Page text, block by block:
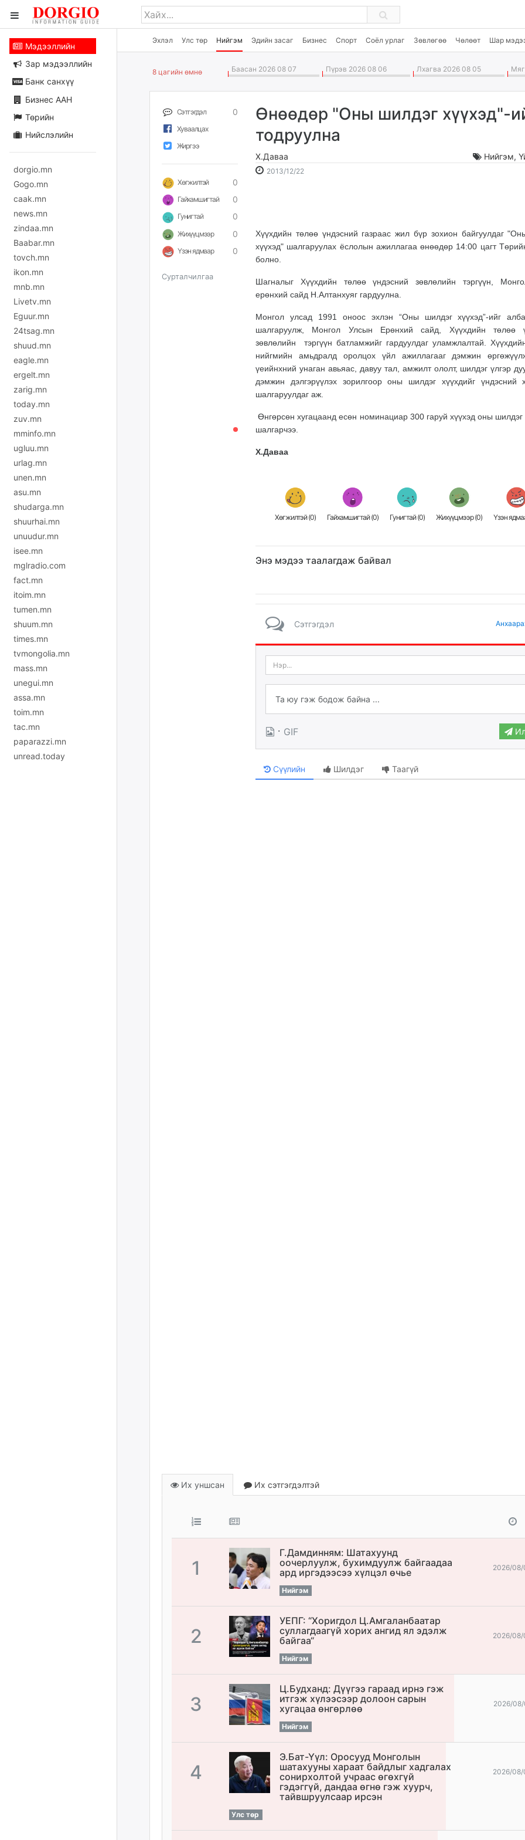
Эхлэл Улс төр Нийгэм Эдийн засаг Бизнес Спорт Соёл урлаг Зөвлөгөө Чөлөөт Шар
Мэдээллийн
Зар мэдээллийн
Банк санхүү
Бизнес ААН
Төрийн
Нийслэлийн
dorgio.mn
Gogo.mn
caak.mn
news.mn
zindaa.mn
Baabar.mn
tovch.mn
ikon.mn
mnb.mn
Livetv.mn
Eguur.mn
24tsag.mn
shuud.mn
eagle.mn
ergelt.mn
zarig.mn
today.mn
zuv.mn
mminfo.mn
ugluu.mn
urlag.mn
unen.mn
asu.mn
shudarga.mn
shuurhai.mn
unuudur.mn
isee.mn
mglradio.com
fact.mn
itoim.mn
tumen.mn
shuum.mn
times.mn
tvmongolia.mn
mass.mn
unegui.mn
assa.mn
toim.mn
tac.mn
paparazzi.mn
unread.today
8 цагийн өмнө Баасан 2026 08 07 Пүрэв 2026 08 06 Лхагва 2026 08 05
Сэтгэгдэл 0
Хуваалцах
Жиргээ
Хөгжилтэй 0
Гайхамшигтай 0
Гунигтай 0
Жихүүцмээр 0
Үзэн ядмаар 0
Сурталчилгаа
Өнөөдөр "Оны шилдэг хүүхэд"-
тодруулна
Х.Даваа Нийгэм,
2013/12/22
Хүүхдийн төлөө үндэсний газраас жил бүр зохион байгуулдаг
хүүхэд" шалгаруулах ёслолын ажиллагаа өнөөдөр 14:00 цагт
болно.
Шагналыг Хүүхдийн төлөө үндэсний зөвлөлийн тэргүүн,
ерөнхий сайд Н.Алтанхуяг гардуулна.
Монгол улсад 1991 оноос эхлэн “Оны шилдэг хүүхэд”-ийг
шалгаруулж, Монгол Улсын Ерөнхий сайд, Хүүхдийн төлөө
зөвлөлийн тэргүүн батламжийг гардуулдаг уламжлалтай.
нийгмийн амьдралд оролцох үйл ажиллагааг дэмжин
үеийнхний унаган авьяас, давуу тал, амжилт ололт, шилдэг үлгэр
дэмжин дэлгэрүүлэх зорилгоор оны шилдэг хүүхдийг үндэсний
шалгаруулдаг аж.
Өнгөрсөн хугацаанд есөн номинациар 300 гаруй хүүхэд оны шилдэг
шалгарчээ.
Х.Даваа
Хөгжилтэй (0) Гайхамшигтай (0) Гунигтай (0) Жихүүцмээр (0) Үзэн
Энэ мэдээ таалагдаж байвал
Сэтгэгдэл
· GIF
Сүүлийн Шилдэг Таагүй
Их уншсан Их сэтгэгдэлтэй
1
Г.Дамдинням: Шатахуунд
оочерлуулж, бухимдуулж байгаадаа
ард иргэдээсээ хүлцэл өчье
Нийгэм
2026/08/
2
УЕПГ: “Хоригдол Ц.Амгаланбаатар
cуллагдаагүй хорих ангид ял эдэлж
байгаа“
Нийгэм
2026/08/
3
Ц.Будханд: Дүүгээ гараад ирнэ гэж
итгэж хүлээсээр долоон сарын
хугацаа өнгөрлөө
Нийгэм
2026/
4
Э.Бат-Үүл: Оросууд Монголын
шатахууны хараат байдлыг хадгалах
сонирхолтой учраас өгөхгүй
гэдэггүй, дандаа өгнө гэж хуурч,
тайвшруулсаар ирсэн
Улс төр
2026/08/